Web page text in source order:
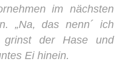
im nächsten
„Na, das nenn´ ich
grinst der Hase und
Ei hinein.